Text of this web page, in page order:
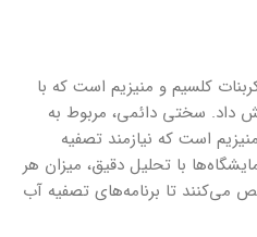
کلسیم و منیزیم است که با
داد. سختی دائمی، مربوط به
است که نیازمند تصفیه
با تحلیل دقیق، میزان هر
می‌کنند تا برنامه‌های تصفیه آب